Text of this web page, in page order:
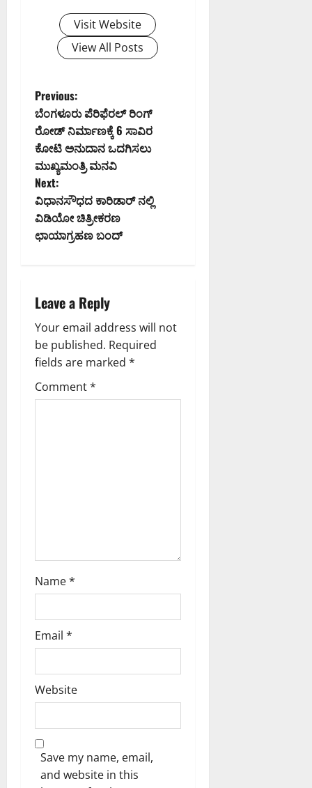
Visit Website
View All Posts
P
o
s
t
n
a
i
g
a
t
Previous:
ಬೆಂಗಳೂರು ಪೆರಿಫೆರಲ್ ರಿಂಗ್
ರೋಡ್ ನಿರ್ಮಾಣಕ್ಕೆ 6 ಸಾವಿರ
ಕೋಟಿ ಅನುದಾನ ಒದಗಿಸಲು
ಮುಖ್ಯಮಂತ್ರಿ ಮನವಿ
Next:
ವಿಧಾನಸೌಧದ ಕಾರಿಡಾರ್ ನಲ್ಲಿ
ವಿಡಿಯೋ ಚಿತ್ರೀಕರಣ
ಛಾಯಾಗ್ರಹಣ ಬಂದ್
Leave a Reply
Your email address will not
be published. Required
fields are marked *
Comment*
Name*
Email *
Website
Save my name, email,
and website in this